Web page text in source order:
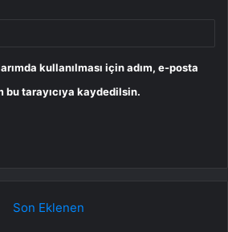
kullanılması için adım, e-posta
bu tarayıcıya kaydedilsin.
Son Eklenen